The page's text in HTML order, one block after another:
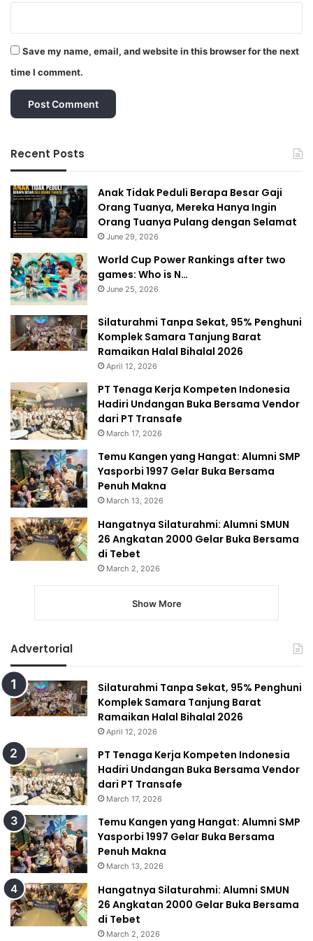
Save my name, email, and website in this browser for the next
time I comment.
Recent Posts
Anak Tidak Peduli Berapa Besar Gaji
Orang Tuanya, Mereka Hanya Ingin
Orang Tuanya Pulang dengan Selamat
June 29, 2026
World Cup Power Rankings after two
games: Who is N…
June 25, 2026
Silaturahmi Tanpa Sekat, 95% Penghuni
Komplek Samara Tanjung Barat
Ramaikan Halal Bihalal 2026
April 12, 2026
PT Tenaga Kerja Kompeten Indonesia
Hadiri Undangan Buka Bersama Vendor
dari PT Transafe
March 17, 2026
Temu Kangen yang Hangat: Alumni SMP
Yasporbi 1997 Gelar Buka Bersama
Penuh Makna
March 13, 2026
Hangatnya Silaturahmi: Alumni SMUN
26 Angkatan 2000 Gelar Buka Bersama
di Tebet
March 2, 2026
Show More
Advertorial
Silaturahmi Tanpa Sekat, 95% Penghuni
Komplek Samara Tanjung Barat
Ramaikan Halal Bihalal 2026
April 12, 2026
PT Tenaga Kerja Kompeten Indonesia
Hadiri Undangan Buka Bersama Vendor
dari PT Transafe
March 17, 2026
Temu Kangen yang Hangat: Alumni SMP
Yasporbi 1997 Gelar Buka Bersama
Penuh Makna
March 13, 2026
Hangatnya Silaturahmi: Alumni SMUN
26 Angkatan 2000 Gelar Buka Bersama
di Tebet
March 2, 2026